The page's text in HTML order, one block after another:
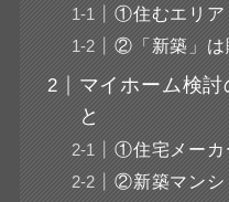
①住むエリア
②「新築」は
マイホーム検
と
①住宅メーカ
②新築マンシ